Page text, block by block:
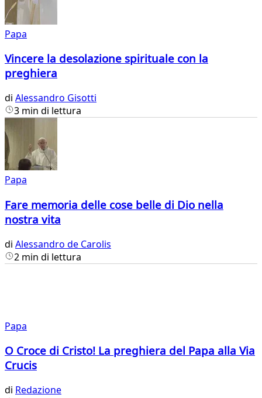
Papa
Vincere la desolazione spirituale con la
preghiera
di Alessandro Gisotti
3 min di lettura
Papa
Fare memoria delle cose belle di Dio nella
nostra vita
di Alessandro de Carolis
2 min di lettura
Papa
O Croce di Cristo! La preghiera del Papa alla Via
Crucis
di Redazione